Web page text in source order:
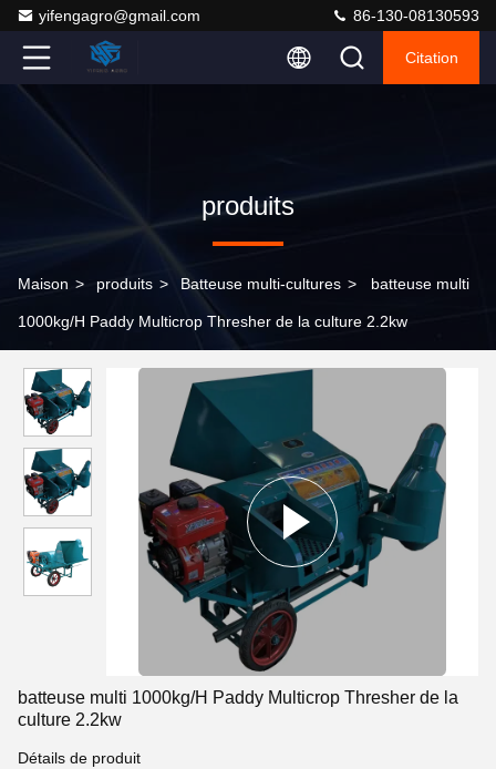
yifengagro@gmail.com 86-130-08130593
Citation
produits
Maison > produits > Batteuse multi-cultures > batteuse multi
1000kg/H Paddy Multicrop Thresher de la culture 2.2kw
batteuse multi 1000kg/H Paddy Multicrop Thresher de la
culture 2.2kw
Détails de produit